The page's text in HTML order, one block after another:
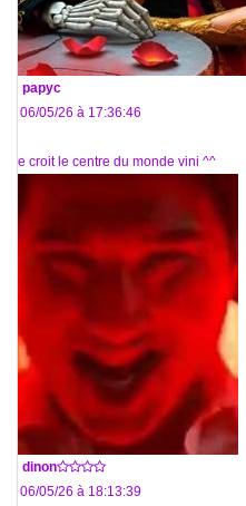
papyc
Le 06/05/26 à 17:36:46
Il se croit le centre du monde vini ^^
dinon
Le 06/05/26 à 18:13:39